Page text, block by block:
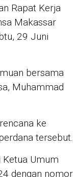
Rapat Kerja
Makassar
29 Juni
bersama
Muhammad
ke
tersebut.
Ketua Umum
dengan nomor